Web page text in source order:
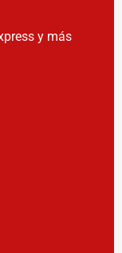
y más